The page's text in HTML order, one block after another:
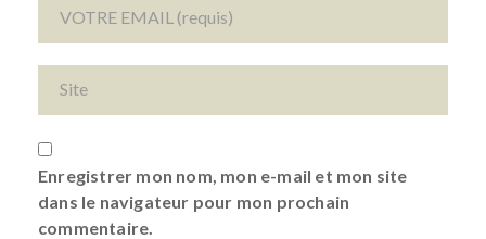
Enregistrer mon nom, mon e-mail et mon site
dans le navigateur pour mon prochain
commentaire.